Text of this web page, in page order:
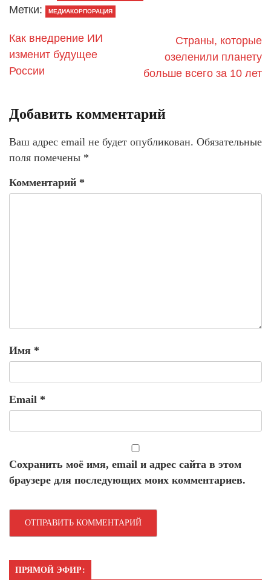
Метки: МЕДИАКОРПОРАЦИЯ
Как внедрение ИИ
изменит будущее
России
Страны, которые
озеленили планету
больше всего за 10 лет
Добавить комментарий
Ваш адрес email не будет опубликован. Обязательные
поля помечены *
Комментарий *
Имя *
Email *
Сохранить моё имя, email и адрес сайта в этом
браузере для последующих моих комментариев.
ПРЯМОЙ ЭФИР: